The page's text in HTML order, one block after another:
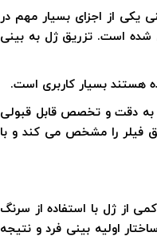
یکی از اجزای بسیار مهم در
شده است. تزریق ژل به بینی
هستند بسیار کاربری است.
به دقت و تخصص قابل قبولی
فیلر را مشخص می کند و با
از ژل با استفاده از سرنگ
اولیه بینی فرد و نتیجه